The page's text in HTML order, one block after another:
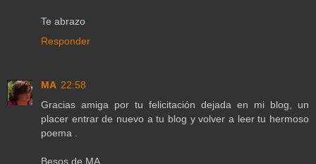
Te abrazo
Responder
MA 22:58
Gracias amiga por tu felicitación dejada en mi blog, un
placer entrar de nuevo a tu blog y volver a leer tu hermoso
poema .
Besos de MA .